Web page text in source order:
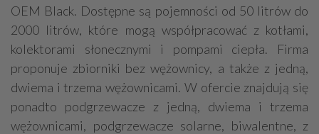
OEM Black. Dostępne są pojemności od 50 litrów do
2000 litrów, które mogą współpracować z kotłami,
kolektorami słonecznymi i pompami ciepła. Firma
proponuje zbiorniki bez wężownicy, a także z jedną,
dwiema i trzema wężownicami. W ofercie znajdują się
ponadto podgrzewacze z jedną, dwiema i trzema
wężownicami, podgrzewacze solarne, biwalentne, z